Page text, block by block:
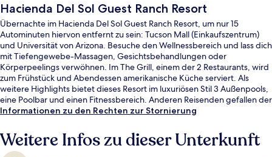
Hacienda Del Sol Guest Ranch Resort
Übernachte im Hacienda Del Sol Guest Ranch Resort, um nur 15
Autominuten hiervon entfernt zu sein: Tucson Mall (Einkaufszentrum)
und Universität von Arizona. Besuche den Wellnessbereich und lass dich
mit Tiefengewebe-Massagen, Gesichtsbehandlungen oder
Körperpeelings verwöhnen. Im The Grill, einem der 2 Restaurants, wird
zum Frühstück und Abendessen amerikanische Küche serviert. Als
weitere Highlights bietet dieses Resort im luxuriösen Stil 3 Außenpools,
eine Poolbar und einen Fitnessbereich. Anderen Reisenden gefallen der
Pool und das hilfsbereite Personal sehr gut.
Informationen zu den Rechten zur Stornierung
Weitere Infos zu dieser Unterkunft